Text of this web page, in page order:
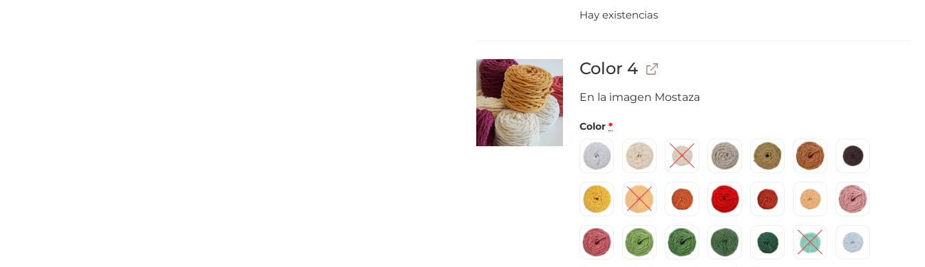
Hay existencias
Color 4
En la imagen Mostaza
Color*